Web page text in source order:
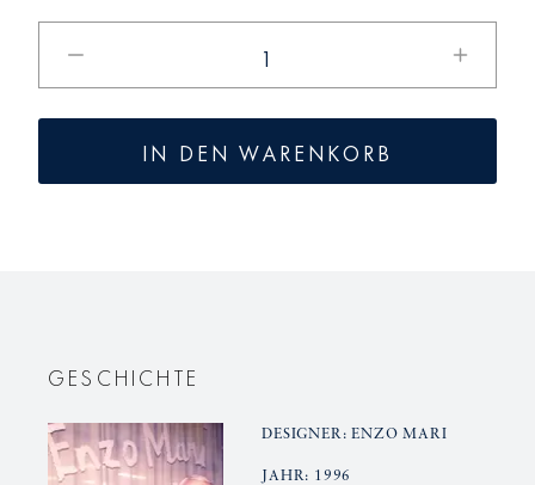
BERLIN
Erhöhe
die
BERLIN
IN DEN WARENKORB
GESCHICHTE
DESIGNER: ENZO MARI
JAHR: 1996